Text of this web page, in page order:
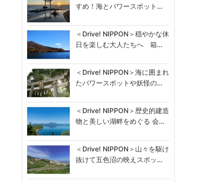
すめ！海とパワースポット…
＜Drive! NIPPON＞穏やかな休
日を楽しむ大人たちへ 箱…
＜Drive! NIPPON＞海に囲まれ
たパワースポットや妖怪の…
＜Drive! NIPPON＞歴史的建造
物と美しい湖畔をめぐる 会…
＜Drive! NIPPON＞山々を駆け
抜けて五色沼の映えスポッ…